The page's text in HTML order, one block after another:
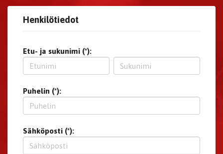
Henkilötiedot
Etu- ja sukunimi (*):
Puhelin (*):
Sähköposti (*):